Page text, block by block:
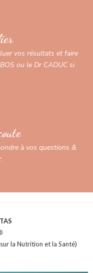
vos résultats et faire
ou le Dr CADUC si
à vos questions &
.
la Nutrition et la Santé)